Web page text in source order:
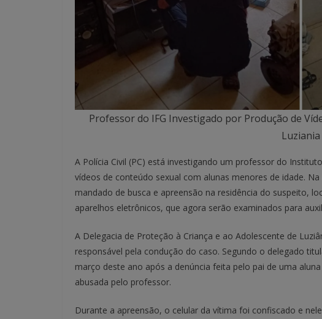
Professor do IFG Investigado por Produção de
Luziania
A Polícia Civil (PC) está investigando um professor do
vídeos de conteúdo sexual com alunas menores de idade.
mandado de busca e apreensão na residência do suspeito,
aparelhos eletrônicos, que agora serão examinados para
A Delegacia de Proteção à Criança e ao Adolescente de
responsável pela condução do caso. Segundo o delegado
março deste ano após a denúncia feita pelo pai de uma
abusada pelo professor.
Durante a apreensão, o celular da vítima foi confiscado e